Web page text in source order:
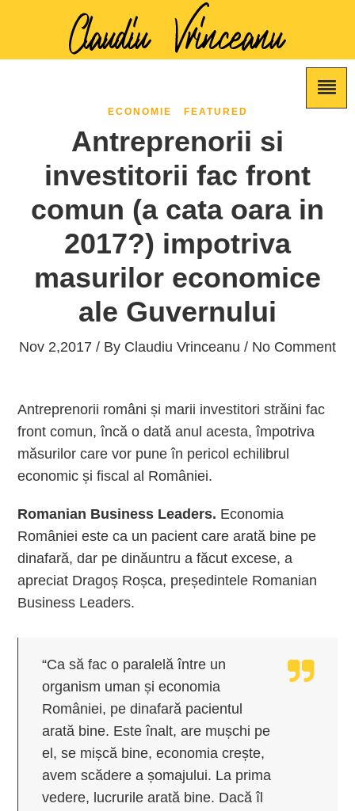
ECONOMIE FEATURED
Antreprenorii si
investitorii fac front
comun (a cata oara in
2017?) impotriva
masurilor economice
ale Guvernului
Nov 2,2017 / By Claudiu Vrinceanu / No Comment
Antreprenorii români și marii investitori străini fac
front comun, încă o dată anul acesta, împotriva
măsurilor care vor pune în pericol echilibrul
economic și fiscal al României.
Romanian Business Leaders. Economia
României este ca un pacient care arată bine pe
dinafară, dar pe dinăuntru a făcut excese, a
apreciat Dragoș Roșca, președintele Romanian
Business Leaders.
“Ca să fac o paralelă între un
organism uman și economia
României, pe dinafară pacientul
arată bine. Este înalt, are mușchi pe
el, se mișcă bine, economia crește,
avem scădere a șomajului. La prima
vedere, lucrurile arată bine. Dacă îl